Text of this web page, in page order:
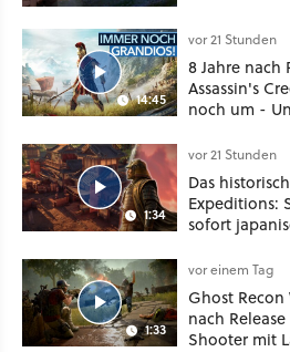
14:45
vor 21 Stunden
8 Jahre nach
Assassin's
noch um -
1:34
vor 21 Stunden
Das
Expeditions:
sofort
oder
1:33
vor einem Tag
Ghost
nach
Shooter mit